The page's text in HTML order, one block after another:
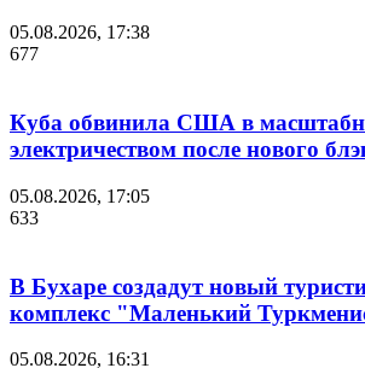
05.08.2026, 17:38
677
Куба обвинила США в
электричеством после нового
05.08.2026, 17:05
633
В Бухаре создадут новый
комплекс "Маленький
05.08.2026, 16:31